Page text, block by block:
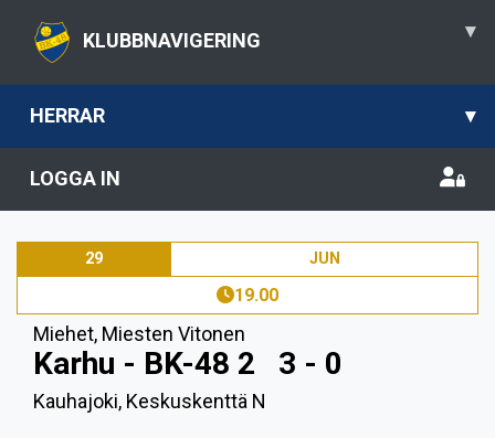
KLUBBNAVIGERING ▾
HERRAR ▾
LOGGA IN
29 JUN
19.00
Miehet, Miesten Vitonen
Karhu - BK-48 2 3 - 0
Kauhajoki, Keskuskenttä N